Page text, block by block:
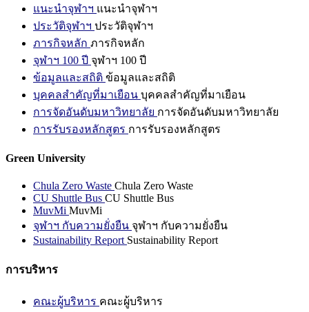
แนะนำจุฬาฯ แนะนำจุฬาฯ
ประวัติจุฬาฯ ประวัติจุฬาฯ
ภารกิจหลัก ภารกิจหลัก
จุฬาฯ 100 ปี จุฬาฯ 100 ปี
ข้อมูลและสถิติ ข้อมูลและสถิติ
บุคคลสำคัญที่มาเยือน บุคคลสำคัญที่มาเยือน
การจัดอันดับมหาวิทยาลัย การจัดอันดับมหาวิทยาลัย
การรับรองหลักสูตร การรับรองหลักสูตร
Green University
Chula Zero Waste Chula Zero Waste
CU Shuttle Bus CU Shuttle Bus
MuvMi MuvMi
จุฬาฯ กับความยั่งยืน จุฬาฯ กับความยั่งยืน
Sustainability Report Sustainability Report
การบริหาร
คณะผู้บริหาร คณะผู้บริหาร